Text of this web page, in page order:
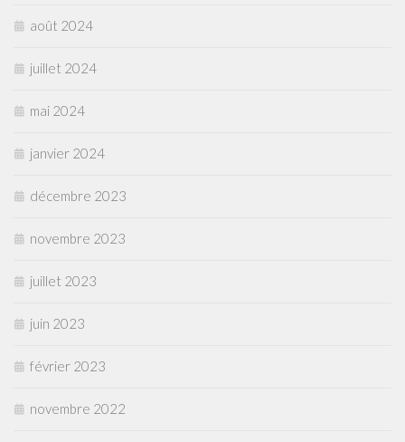
août 2024
juillet 2024
mai 2024
janvier 2024
décembre 2023
novembre 2023
juillet 2023
juin 2023
février 2023
novembre 2022